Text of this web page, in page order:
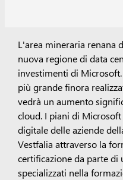
L'area mineraria renana
nuova regione di data
investimenti di
più grande finora
vedrà un aumento
cloud. I piani di
digitale delle aziende
Vestfalia attraverso la
certificazione da parte
specializzati nella